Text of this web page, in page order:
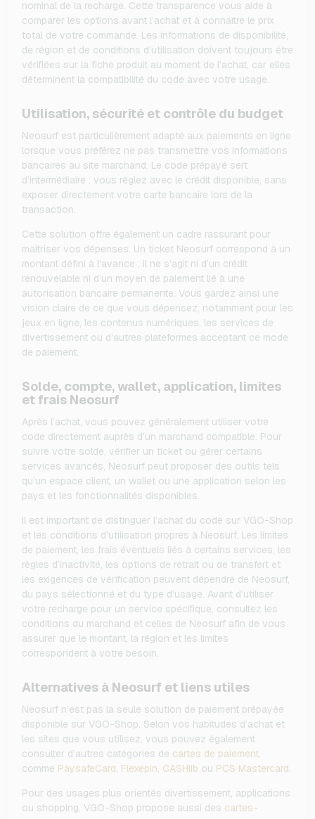
nominal de la recharge. Cette transparence vous aide à
comparer les options avant l’achat et à connaître le prix
total de votre commande. Les informations de disponibilité,
de région et de conditions d’utilisation doivent toujours être
vérifiées sur la fiche produit au moment de l’achat, car elles
déterminent la compatibilité du code avec votre usage.
Utilisation, sécurité et contrôle du budget
Neosurf est particulièrement adapté aux paiements en ligne
lorsque vous préférez ne pas transmettre vos informations
bancaires au site marchand. Le code prépayé sert
d’intermédiaire : vous réglez avec le crédit disponible, sans
exposer directement votre carte bancaire lors de la
transaction.
Cette solution offre également un cadre rassurant pour
maîtriser vos dépenses. Un ticket Neosurf correspond à un
montant défini à l’avance ; il ne s’agit ni d’un crédit
renouvelable ni d’un moyen de paiement lié à une
autorisation bancaire permanente. Vous gardez ainsi une
vision claire de ce que vous dépensez, notamment pour les
jeux en ligne, les contenus numériques, les services de
divertissement ou d’autres plateformes acceptant ce mode
de paiement.
Solde, compte, wallet, application, limites
et frais Neosurf
Après l’achat, vous pouvez généralement utiliser votre
code directement auprès d’un marchand compatible. Pour
suivre votre solde, vérifier un ticket ou gérer certains
services avancés, Neosurf peut proposer des outils tels
qu’un espace client, un wallet ou une application selon les
pays et les fonctionnalités disponibles.
Il est important de distinguer l’achat du code sur VGO-Shop
et les conditions d’utilisation propres à Neosurf. Les limites
de paiement, les frais éventuels liés à certains services, les
règles d’inactivité, les options de retrait ou de transfert et
les exigences de vérification peuvent dépendre de Neosurf,
du pays sélectionné et du type d’usage. Avant d’utiliser
votre recharge pour un service spécifique, consultez les
conditions du marchand et celles de Neosurf afin de vous
assurer que le montant, la région et les limites
correspondent à votre besoin.
Alternatives à Neosurf et liens utiles
Neosurf n’est pas la seule solution de paiement prépayée
disponible sur VGO-Shop. Selon vos habitudes d’achat et
les sites que vous utilisez, vous pouvez également
consulter d’autres catégories de cartes de paiement,
comme PaysafeCard, Flexepin, CASHlib ou PCS Mastercard.
Pour des usages plus orientés divertissement, applications
ou shopping, VGO-Shop propose aussi des cartes-